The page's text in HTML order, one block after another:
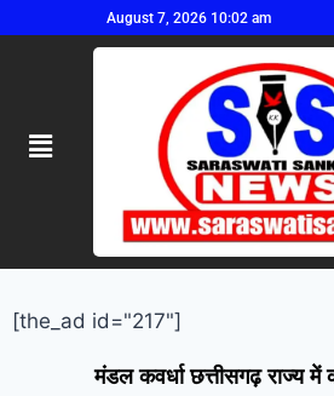
August 7, 2026 10:02 am
[the_ad id="217"]
मंडल कवर्धा छत्तीसगढ़ राज्य में